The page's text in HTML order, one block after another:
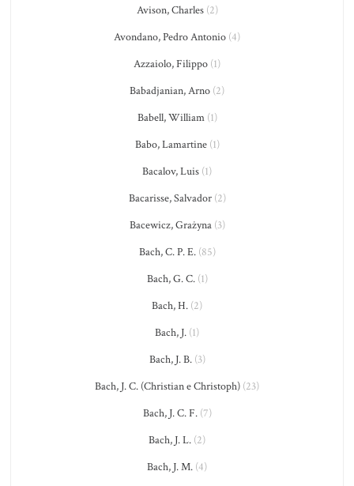
Avison, Charles(2)
Avondano, Pedro Antonio (4)
Azzaiolo, Filippo (1)
Babadjanian, Arno (2)
Babell, William(1)
Babo, Lamartine(1)
Bacalov, Luis (1)
Bacarisse, Salvador(2)
Bacewicz, Grażyna(3)
Bach, C. P. E.(85)
Bach, G. C.(1)
Bach, H. (2)
Bach, J. (1)
Bach, J. B.(3)
Bach, J. C. (Christian e Christoph) (23)
Bach, J. C. F.(7)
Bach, J. L. (2)
Bach, J. M. (4)